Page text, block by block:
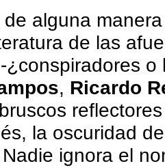
alguna
de las
, Ricardo
la oscuridad
ignora el